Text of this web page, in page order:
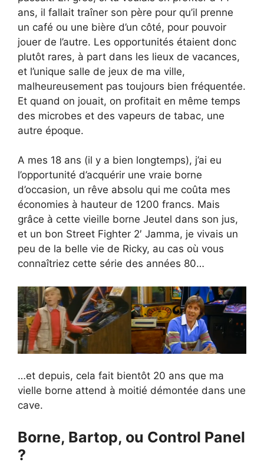
ans, il fallait traîner son père pour qu’il prenne
un café ou une bière d’un côté, pour pouvoir
jouer de l’autre. Les opportunités étaient donc
plutôt rares, à part dans les lieux de vacances,
et l’unique salle de jeux de ma ville,
malheureusement pas toujours bien fréquentée.
Et quand on jouait, on profitait en même temps
des microbes et des vapeurs de tabac, une
autre époque.
A mes 18 ans (il y a bien longtemps), j’ai eu
l’opportunité d’acquérir une vraie borne
d’occasion, un rêve absolu qui me coûta mes
économies à hauteur de 1200 francs. Mais
grâce à cette vieille borne Jeutel dans son jus,
et un bon Street Fighter 2′ Jamma, je vivais un
peu de la belle vie de Ricky, au cas où vous
connaîtriez cette série des années 80…
…et depuis, cela fait bientôt 20 ans que ma
vielle borne attend à moitié démontée dans une
cave.
Borne, Bartop, ou Control Panel
?